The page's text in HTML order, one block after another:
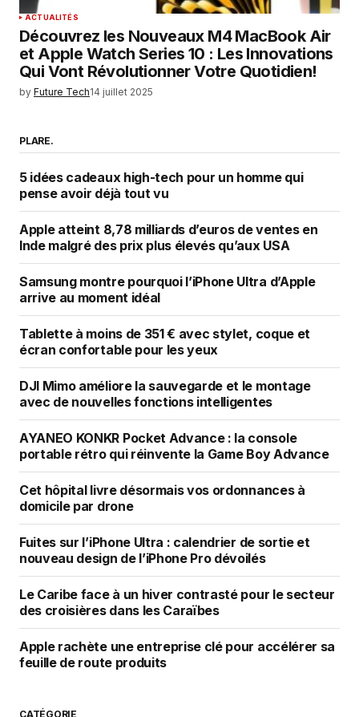
ACTUALITÉS
Découvrez les Nouveaux M4 MacBook Air
et Apple Watch Series 10 : Les Innovations
Qui Vont Révolutionner Votre Quotidien!
by Future Tech14 juillet 2025
PLARE.
5 idées cadeaux high-tech pour un homme qui
pense avoir déjà tout vu
Apple atteint 8,78 milliards d’euros de ventes en
Inde malgré des prix plus élevés qu’aux USA
Samsung montre pourquoi l’iPhone Ultra d’Apple
arrive au moment idéal
Tablette à moins de 351 € avec stylet, coque et
écran confortable pour les yeux
DJI Mimo améliore la sauvegarde et le montage
avec de nouvelles fonctions intelligentes
AYANEO KONKR Pocket Advance : la console
portable rétro qui réinvente la Game Boy Advance
Cet hôpital livre désormais vos ordonnances à
domicile par drone
Fuites sur l’iPhone Ultra : calendrier de sortie et
nouveau design de l’iPhone Pro dévoilés
Le Caribe face à un hiver contrasté pour le secteur
des croisières dans les Caraïbes
Apple rachète une entreprise clé pour accélérer sa
feuille de route produits
CATÉGORIE